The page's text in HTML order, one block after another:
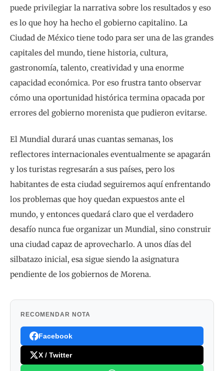
puede privilegiar la narrativa sobre los resultados y eso
es lo que hoy ha hecho el gobierno capitalino. La
Ciudad de México tiene todo para ser una de las grandes
capitales del mundo, tiene historia, cultura,
gastronomía, talento, creatividad y una enorme
capacidad económica. Por eso frustra tanto observar
cómo una oportunidad histórica termina opacada por
errores del gobierno morenista que pudieron evitarse.
El Mundial durará unas cuantas semanas, los
reflectores internacionales eventualmente se apagarán
y los turistas regresarán a sus países, pero los
habitantes de esta ciudad seguiremos aquí enfrentando
los problemas que hoy quedan expuestos ante el
mundo, y entonces quedará claro que el verdadero
desafío nunca fue organizar un Mundial, sino construir
una ciudad capaz de aprovecharlo. A unos días del
silbatazo inicial, esa sigue siendo la asignatura
pendiente de los gobiernos de Morena.
RECOMENDAR NOTA
Facebook
X / Twitter